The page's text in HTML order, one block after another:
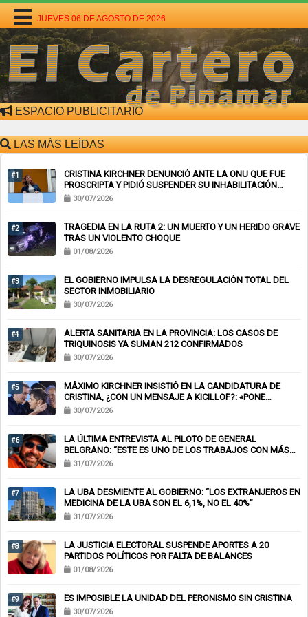
JUEVES 06 DE AGOSTO DE 2026
ESPACIO PUBLICITARIO
LAS MÁS LEÍDAS
#1
CRISTINA KIRCHNER DENUNCIÓ ANTE LA ONU QUE FUE
PROSCRIPTA Y PIDIÓ SUSPENDER SU INHABILITACIÓN
PERPETUA
30/07/2026
#2
TRAGEDIA EN LA RUTA 2: UN MUERTO Y UN HERIDO GRAVE
TRAS UN VIOLENTO CHOQUE
01/08/2026
#3
EL GOBIERNO IMPULSA LA DESREGULACIÓN TOTAL DEL
SECTOR INMOBILIARIO
30/07/2026
#4
ALERTA SANITARIA EN LA PROVINCIA: LOS CASOS DE
TRIQUINOSIS YA SUMAN 212 CONFIRMADOS
30/07/2026
#5
MÁXIMO KIRCHNER INSISTIÓ EN LA CANDIDATURA DE
CRISTINA, ¿CON UN MENSAJE A KICILLOF?: «PONE
NERVIOSOS A MUCHOS»
30/07/2026
#6
LA ÚLTIMA ENTREVISTA AL PILOTO DE GENERAL
BELGRANO: “ESTE ES UNO DE LOS TRABAJOS CON MÁS
RIESGO”
31/07/2026
#7
LA UBA DESMIENTE AL GOBIERNO: “LOS EXTRANJEROS EN
MEDICINA DE LA UBA SON EL 6,1%, NO EL 40%”
31/07/2026
#8
LA JUSTICIA ELECTORAL SUSPENDE APORTES A 20
PARTIDOS POLÍTICOS POR FALTA DE BALANCES
01/08/2026
#9 ES IMPOSIBLE LA UNIDAD DEL PERONISMO SIN CRISTINA
30/07/2026